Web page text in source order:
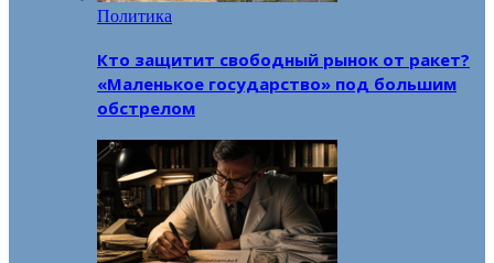
Политика
Кто защитит свободный рынок от ракет?
«Маленькое государство» под большим
обстрелом